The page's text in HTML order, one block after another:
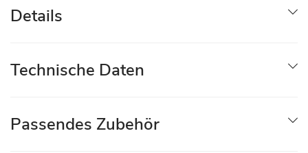
Details
Technische Daten
Passendes Zubehör